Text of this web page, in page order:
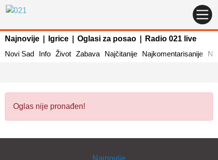
Najnovije Igrice Oglasi za posao
Radio 021 live
Novi Sad
Info Život Zabava Najčitanije Najkomentarisanije
Oglas nije pronađen!
Najnovije